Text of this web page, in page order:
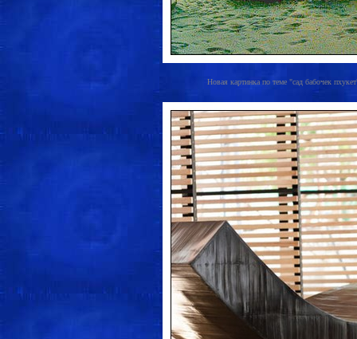
Новая картинка по теме "сад бабочек